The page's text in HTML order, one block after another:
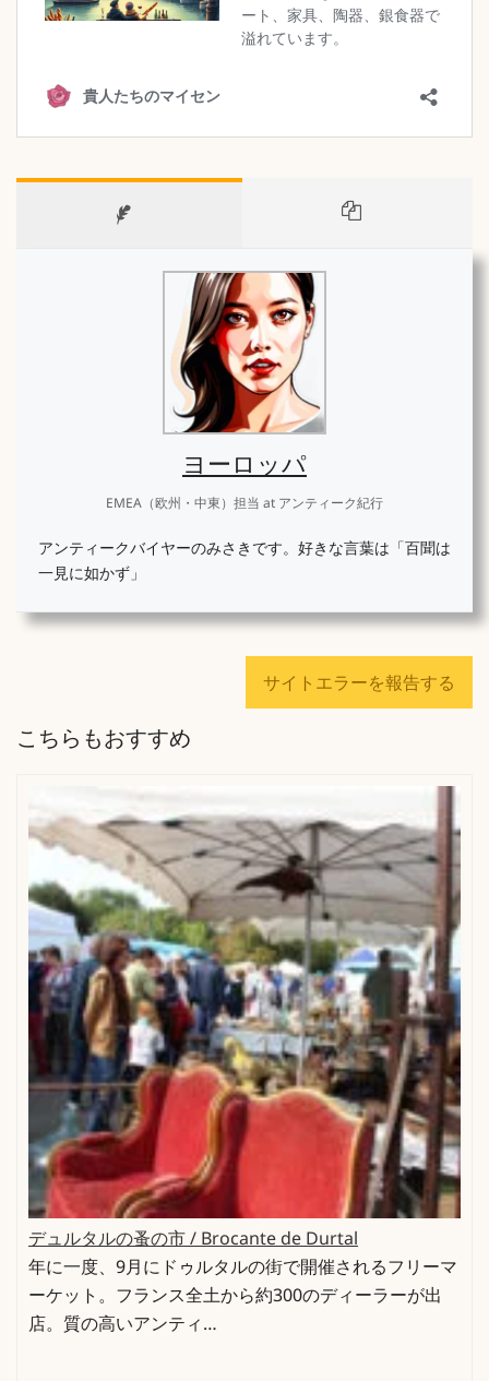
ヨーロッパ
EMEA（欧州・中東）担当atアンティーク紀行
アンティークバイヤーのみさきです。好きな言葉は「百聞は
一見に如かず」
サイトエラーを報告する
こちらもおすすめ
デュルタルの蚤の市 / Brocante de Durtal
年に一度、9月にドゥルタルの街で開催されるフリーマ
ーケット。フランス全土から約300のディーラーが出
店。質の高いアンティ…